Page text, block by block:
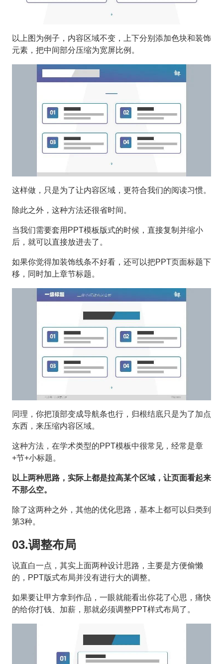
以上图为例子，内容区域不变，上下分别添加色块和装饰
元素，把中间部分压缩为宽屏比例。
这样做，只是为了让内容区域，更符合我们的阅读习惯。
除此之外，这种方法还很省时间。
当我们需要套用PPT模板版式的时候，直接复制并缩小
后，就可以直接放进去了。
如果你觉得加装饰线条不好看，还可以把PPT页面标题下
移，同时加上章节标题。
同理，你把顶部变成导航条也行，归根结底只是为了加点
东西，来压缩内容区域。
这种方法，在学术类型的PPT模板中很常见，经常是章
+节+小标题。
以上两种思路，实际上都是拉高某个区域，让页面看起来
不那么空。
除了这两种之外，其他的优化思路，基本上都可以归类到
第3种。
03.调整布局
说直白一点，其实上面两种设计思路，主要是方便偷懒
的，PPT版式布局并没有进行大的调整。
如果要让甲方拿到作品，一眼就能看出你花了心思，痛快
的给你打钱、加薪，那就必须调整PPT样式布局了。